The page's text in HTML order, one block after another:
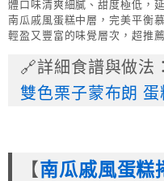
體口味清爽細膩、甜度極低，
南瓜戚風蛋糕中層，完美平衡
輕盈又豐富的味覺層次，超推
🔗詳細食譜與做法：
雙色栗子蒙布朗 蛋
【 南瓜戚風蛋糕